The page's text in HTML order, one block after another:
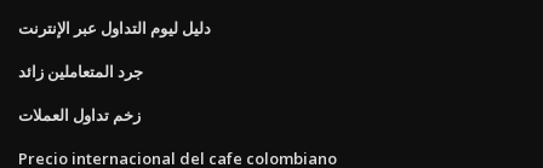
دليل ليوم التداول عبر الإنترنت
جرد المتعاملين زائد
زخم تداول العملات
Precio internacional del cafe colombiano